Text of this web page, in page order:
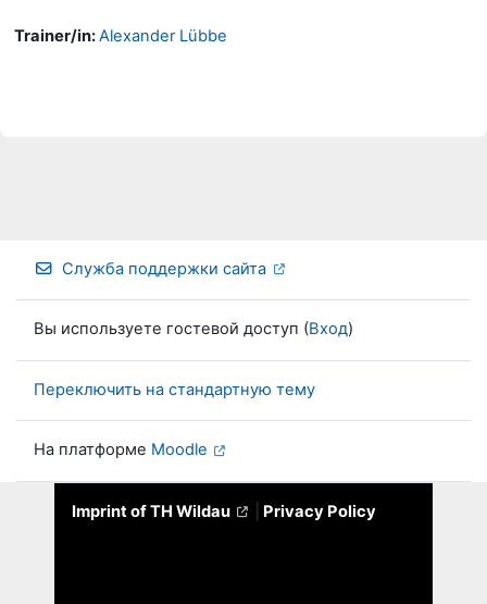
Trainer/in:Alexander Lübbe
Служба поддержки сайта
Вы используете гостевой доступ (Вход)
Переключить на стандартную тему
На платформе Moodle
Imprint of TH Wildau Privacy Policy